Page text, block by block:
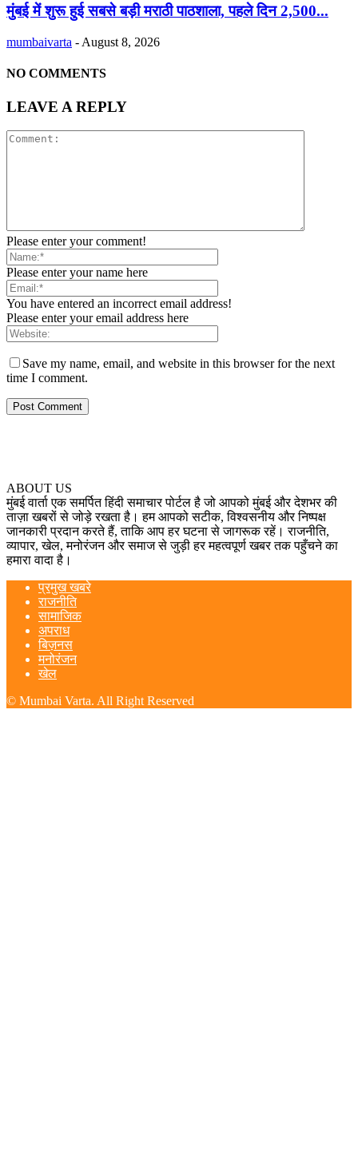
मुंबई में शुरू हुई सबसे बड़ी मराठी पाठशाला, पहले दिन 2,500...
mumbaivarta - August 8, 2026
NO COMMENTS
LEAVE A REPLY
Please enter your comment!
Please enter your name here
You have entered an incorrect email address!
Please enter your email address here
Save my name, email, and website in this browser for the next
time I comment.
ABOUT US
मुंबई वार्ता एक समर्पित हिंदी समाचार पोर्टल है जो आपको मुंबई और देशभर की
ताज़ा खबरों से जोड़े रखता है। हम आपको सटीक, विश्वसनीय और निष्पक्ष
जानकारी प्रदान करते हैं, ताकि आप हर घटना से जागरूक रहें। राजनीति,
व्यापार, खेल, मनोरंजन और समाज से जुड़ी हर महत्वपूर्ण खबर तक पहुँचने का
हमारा वादा है।
प्रमुख खबरे
राजनीति
सामाजिक
अपराध
बिज़नस
मनोरंजन
खेल
© Mumbai Varta. All Right Reserved